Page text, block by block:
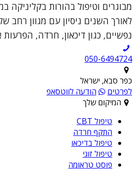
מבוגרים וטיפול בהורות בקליניקה
לאורך השנים ניסיון עם מגוון רחב
נפשיים, כגון דיכאון, חרדה, הפרעות
050-6494724
כפר סבא, ישראל
לפרטים
הודעה לווטסאפ
המיקום שלך
טיפול CBT
התקף חרדה
טיפול בדיכאו
טיפול זוגי
פוסט טראומה